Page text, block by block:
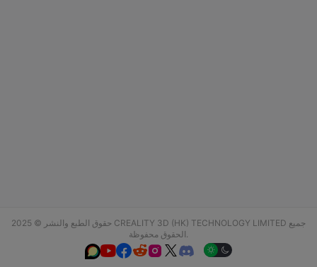
حقوق الطبع والنشر © 2025 CREALITY 3D (HK) TECHNOLOGY LIMITED جميع
الحقوق محفوظة.
  